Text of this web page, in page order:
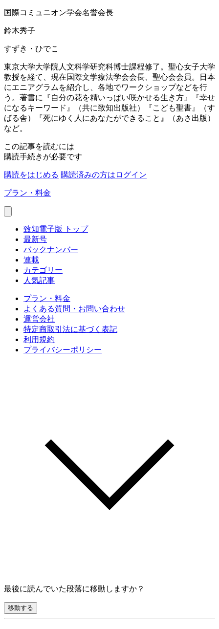
国際コミュニオン学会名誉会長
鈴木秀子
すずき・ひでこ
東京大学大学院人文科学研究科博士課程修了。聖心女子大学
教授を経て、現在国際文学療法学会会長、聖心会会員。日本
にエニアグラムを紹介し、各地でワークショップなどを行
う。著書に『自分の花を精いっぱい咲かせる生き方』『幸せ
になるキーワード』（共に致知出版社）『こども聖書』（す
ばる舎）『死にゆく人にあなたができること』（あさ出版）
など。
この記事を読むには
購読手続きが必要です
購読をはじめる 購読済みの方はログイン
プラン・料金
致知電子版 トップ
最新号
バックナンバー
連載
カテゴリー
人気記事
プラン・料金
よくある質問・お問い合わせ
運営会社
特定商取引法に基づく表記
利用規約
プライバシーポリシー
最後に読んでいた段落に移動しますか？
移動する